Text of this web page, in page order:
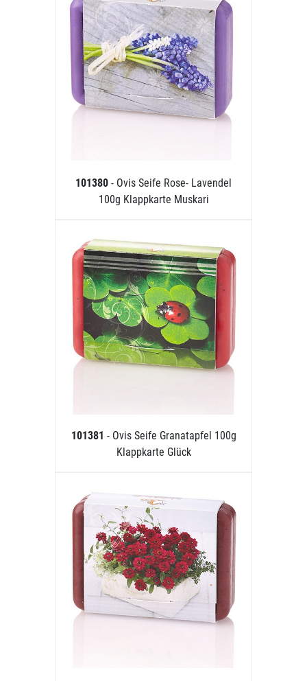
101380 - Ovis Seife Rose- Lavendel
100g Klappkarte Muskari
101381 - Ovis Seife Granatapfel 100g
Klappkarte Glück